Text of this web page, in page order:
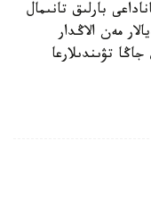
بارلىق تانىمال
مەن الاڭدار
تۋىندىلارعا